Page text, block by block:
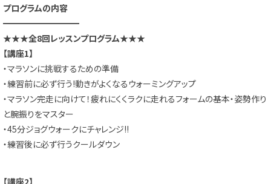
プログラムの内容
━━━━━━━━━
★★★全8回レッスンプログラム★★★
【講座1】
・マラソンに挑戦するための準備
・練習前に必ず行う!動きがよくなるウォーミングアップ
・マラソン完走に向けて！疲れにくくラクに走れるフォームの基本・姿勢作り
と腕振りをマスター
・45分ジョグウォークにチャレンジ!!
・練習後に必ず行うクールダウン
【講座2】